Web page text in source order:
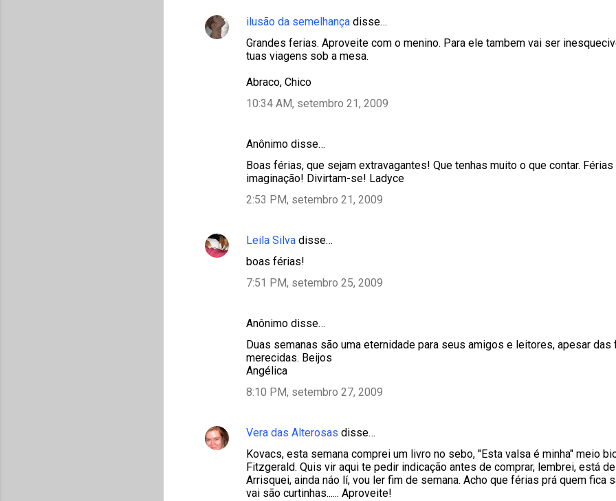
ilusão da semelhança disse…
Grandes ferias. Aproveite com o menino. Para ele tambem vai ser
tuas viagens sob a mesa.
Abraco, Chico
10:34 AM, setembro 21, 2009
Anônimo disse…
Boas férias, que sejam extravagantes! Que tenhas muito o que contar.
imaginação! Divirtam-se! Ladyce
2:53 PM, setembro 21, 2009
Leila Silva disse…
boas férias!
7:51 PM, setembro 25, 2009
Anônimo disse…
Duas semanas são uma eternidade para seus amigos e leitores, apesar
merecidas. Beijos
Angélica
8:10 PM, setembro 27, 2009
Vera das Alterosas disse…
Kovacs, esta semana comprei um livro no sebo, "Esta valsa é minha" meio
Fitzgerald. Quis vir aqui te pedir indicação antes de comprar, lembrei, está
Arrisquei, ainda náo lí, vou ler fim de semana. Acho que férias prá quem fica
vai são curtinhas...... Aproveite!